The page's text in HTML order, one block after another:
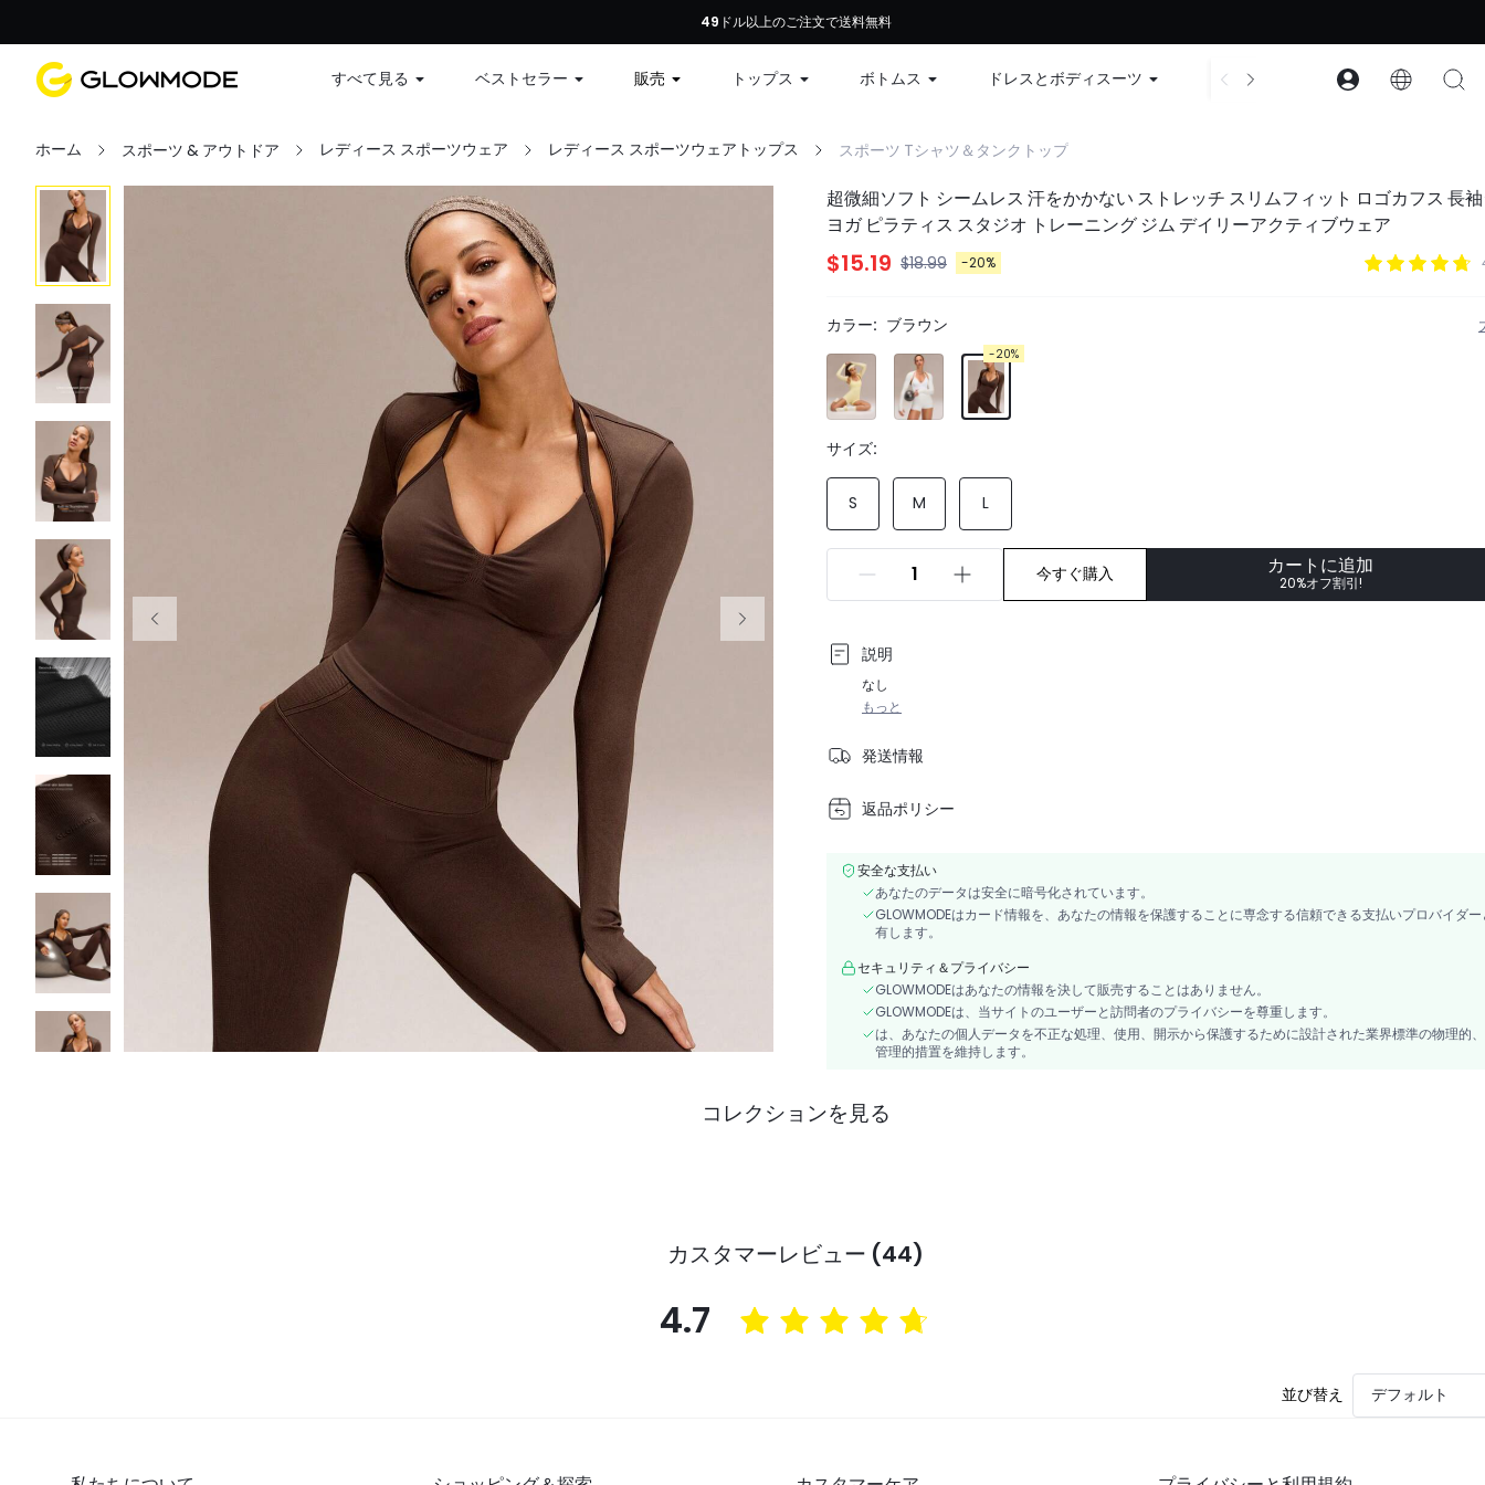
初回注文：全商品10%オフ、79ドル以上で12%オフ、99ドル以上で15%オフ | コード：GLOWNEW
49ドル以上のご注文で送料無料
すべて見る ベストセラー 販売 トップス ボトムス ドレスとボディスーツ アクセサリー コレクション
ホーム スポーツ & アウトドア レディース スポーツウェア レディース スポーツウェアトップス スポーツ Tシャツ＆タンクトップ
超微細ソフト シームレス 汗をかかない ストレッチ スリムフィット ロゴカフス 長
ヨガ ピラティス スタジオ トレーニング ジム デイリーアクティブウェア
$15.19 $18.99 -20%
カラー: ブラウン
-20%
サイズ:
S M L
今すぐ購入 カートに追加
20%オフ割引!
説明
なし
もっと
発送情報
返品ポリシー
安全な支払い
あなたのデータは安全に暗号化されています。
GLOWMODEはカード情報を、あなたの情報を保護することに専念する信頼できる支払いプロバイダ
有します。
セキュリティ＆プライバシー
GLOWMODEはあなたの情報を決して販売することはありません。
GLOWMODEは、当サイトのユーザーと訪問者のプライバシーを尊重します。
は、あなたの個人データを不正な処理、使用、開示から保護するために設計された業界標準の物理的
管理的措置を維持します。
コレクションを見る
カスタマーレビュー (44)
4.7
並び替え デフォルト